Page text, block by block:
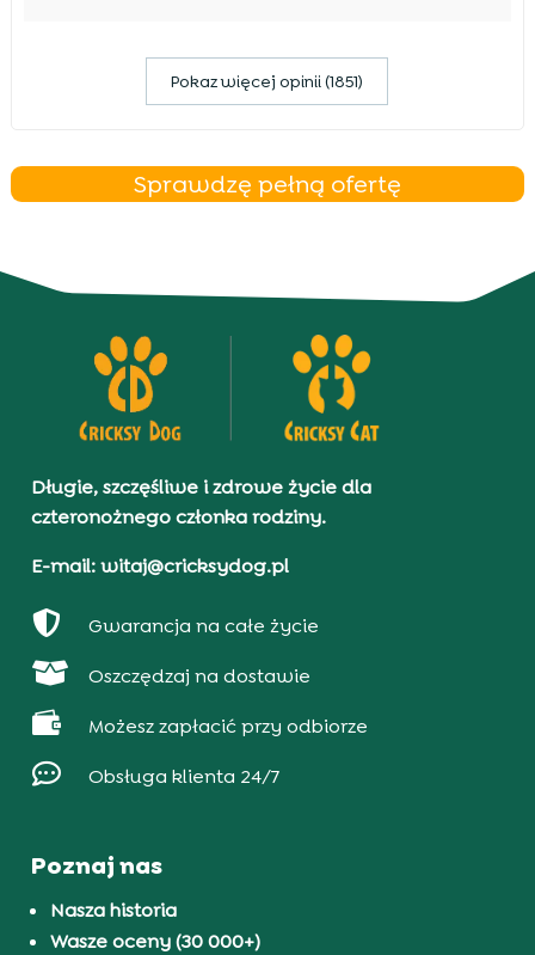
Pokaz więcej opinii (1851)
Sprawdzę pełną ofertę
Długie, szczęśliwe i zdrowe życie dla
czteronożnego członka rodziny.
E-mail: witaj@cricksydog.pl
 Gwarancja na całe życie
 Oszczędzaj na dostawie
 Możesz zapłacić przy odbiorze
 Obsługa klienta 24/7
Poznaj nas
Nasza historia
Wasze oceny (30 000+)